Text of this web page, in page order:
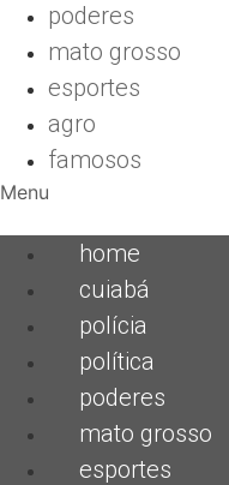
poderes
mato grosso
esportes
agro
famosos
Menu
home
cuiabá
polícia
política
poderes
mato grosso
esportes